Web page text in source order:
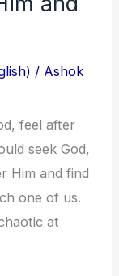
/ Ashok
feel after
seek God,
Him and find
one of us.
at